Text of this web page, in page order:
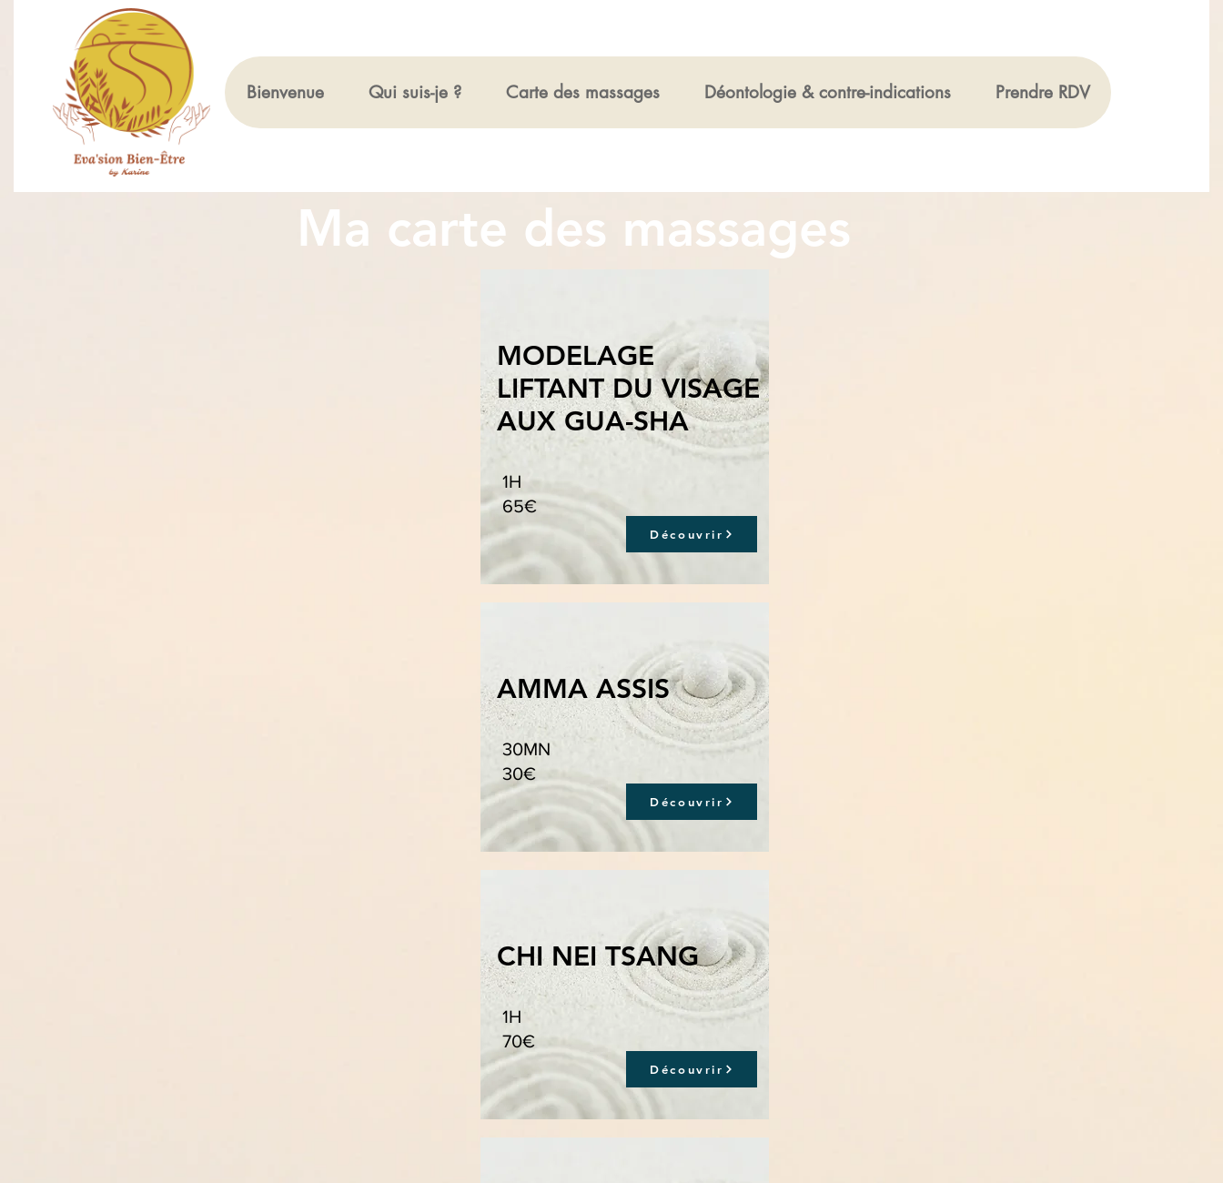
Bienvenue Qui suis-je ? Carte des massages Déontologie & contre-indications Prendre RDV
Ma carte des massages
MODELAGE
LIFTANT DU VISAGE
AUX GUA-SHA
1H
65€
Découvrir
AMMA ASSIS
30MN
30€
Découvrir
CHI NEI TSANG
1H
70€
Découvrir